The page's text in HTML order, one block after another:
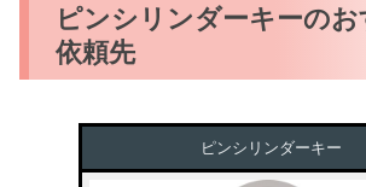
ピンシリンダーキーの
依頼先
ピンシリンダーキー